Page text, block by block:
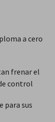
a cero
frenar el
control
para sus